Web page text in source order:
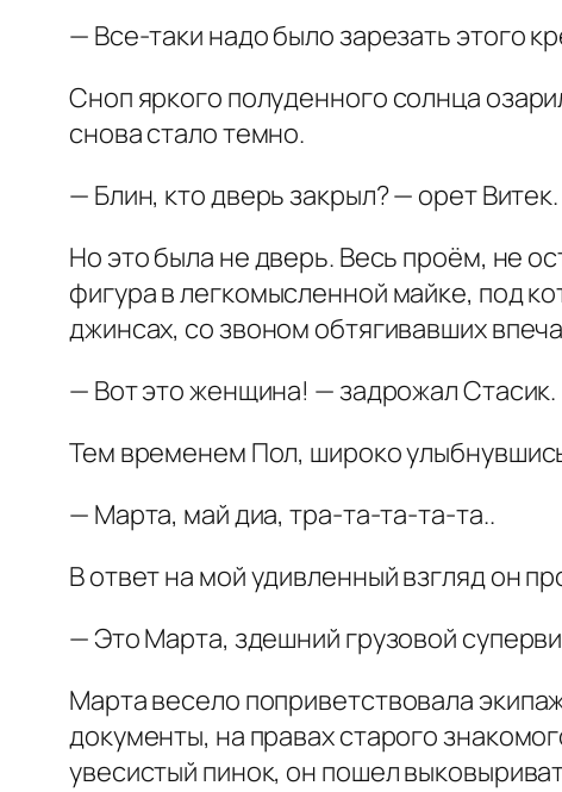
— Все-таки надо было зарезать этого
Сноп яркого полуденного солнца
снова стало темно.
— Блин, кто дверь закрыл? — орет Витек.
Но это была не дверь. Весь проём, не
фигура в легкомысленной майке, под
джинсах, со звоном обтягивавших
— Вот это женщина! — задрожал Стасик.
Тем временем Пол, широко
— Марта, май диа, тра-та-та-та-та..
В ответ на мой удивленный взгляд он
— Это Марта, здешний грузовой
Марта весело поприветствовала
документы, на правах старого
увесистый пинок, он пошел